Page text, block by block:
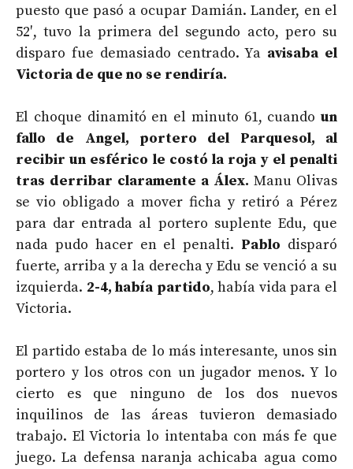
puesto que pasó a ocupar Damián. Lander, en el
52′, tuvo la primera del segundo acto, pero su
disparo fue demasiado centrado. Ya avisaba el
Victoria de que no se rendiría.
El choque dinamitó en el minuto 61, cuando un
fallo de Angel, portero del Parquesol, al
recibir un esférico le costó la roja y el penalti
tras derribar claramente a Álex. Manu Olivas
se vio obligado a mover ficha y retiró a Pérez
para dar entrada al portero suplente Edu, que
nada pudo hacer en el penalti. Pablo disparó
fuerte, arriba y a la derecha y Edu se venció a su
izquierda. 2-4, había partido, había vida para el
Victoria.
El partido estaba de lo más interesante, unos sin
portero y los otros con un jugador menos. Y lo
cierto es que ninguno de los dos nuevos
inquilinos de las áreas tuvieron demasiado
trabajo. El Victoria lo intentaba con más fe que
juego. La defensa naranja achicaba agua como